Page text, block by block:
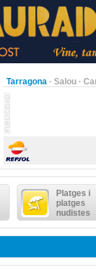
Tarragona · Salou ·
Platges i
platges
nudistes